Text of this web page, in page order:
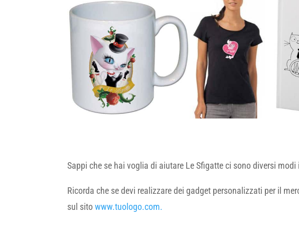
Sappi che se hai voglia di aiutare Le Sfigatte ci sono diversi
Ricorda che se devi realizzare dei gadget personalizzati per il
sul sitowww.tuologo.com.